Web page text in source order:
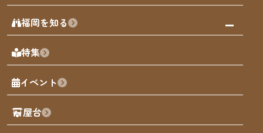
みんなの旅行記
天神エリア
博多旧市街
福岡城
歴史・文化
福岡を知る
福岡の見どころ
福岡の魅力
観光カレンダー
観光PR動画
まち歩き
特集
イベント
屋台